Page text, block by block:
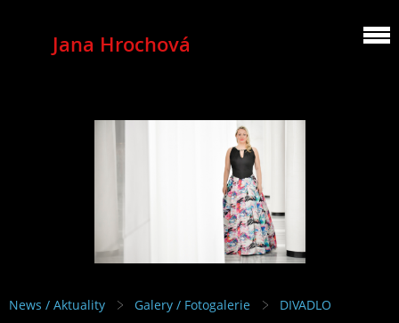
Jana Hrochová
MEZZOSOPRANO
News / Aktuality Galery / Fotogalerie
DIVADLO